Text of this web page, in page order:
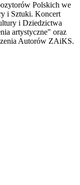
Polskich we
i Sztuki. Koncert
i Dziedzictwa
artystyczne" oraz
Autorów ZAiKS.